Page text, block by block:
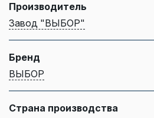
Производитель
Завод "ВЫБОР"
Бренд
ВЫБОР
Страна производства